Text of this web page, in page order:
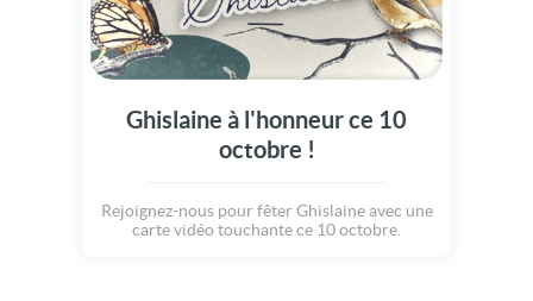
Ghislaine à l'honneur ce 10
octobre !
Rejoignez-nous pour fêter Ghislaine avec une
carte vidéo touchante ce 10 octobre.